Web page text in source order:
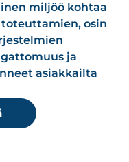
miljöö kohtaa
osin
ja
asiakkailta